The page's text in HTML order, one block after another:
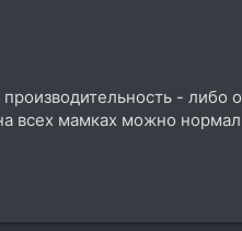
- либо
всех мамках можно